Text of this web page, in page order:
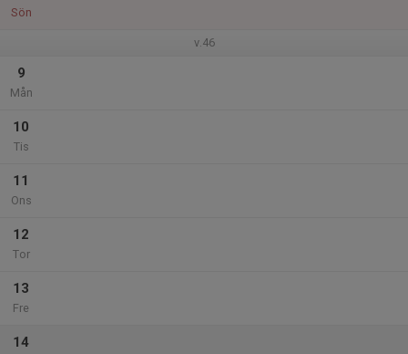
Sön
v.46
9
Mån
10
Tis
11
Ons
12
Tor
13
Fre
14